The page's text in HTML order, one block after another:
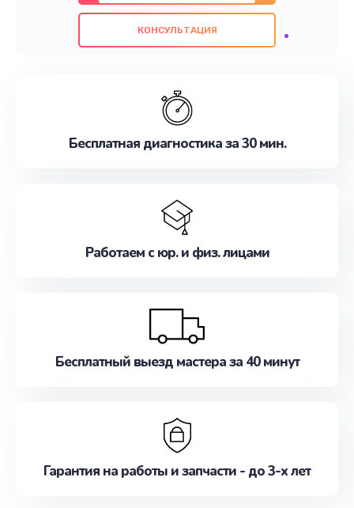
также гарантируем качество всех
проведенных работ. Наша цель - предоставить
наилучшим образом. Не медлите записаться на
КОНСУЛЬТАЦИЯ
Бесплатная диагностика за 30 мин.
Работаем с юр. и физ. лицами
Бесплатный выезд мастера за 40 минут
Гарантия на работы и запчасти - до 3-х лет